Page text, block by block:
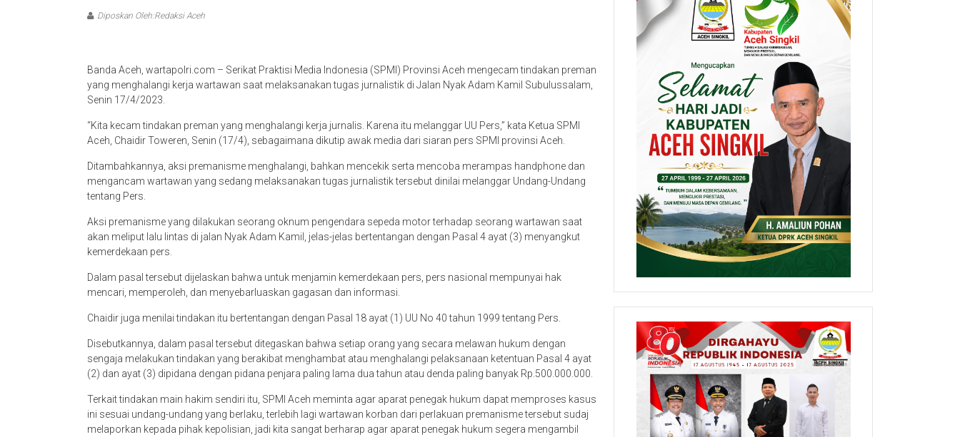
Diposkan Oleh:Redaksi Aceh
Banda Aceh, wartapolri.com – Serikat Praktisi Media Indonesia (SPMI) Provinsi Aceh mengecam tindakan preman
yang menghalangi kerja wartawan saat melaksanakan tugas jurnalistik di Jalan Nyak Adam Kamil Subulussalam,
Senin 17/4/2023.
“Kita kecam tindakan preman yang menghalangi kerja jurnalis. Karena itu melanggar UU Pers,” kata Ketua SPMI
Aceh, Chaidir Toweren, Senin (17/4), sebagaimana dikutip awak media dari siaran pers SPMI provinsi Aceh.
Ditambahkannya, aksi premanisme menghalangi, bahkan mencekik serta mencoba merampas handphone dan
mengancam wartawan yang sedang melaksanakan tugas jurnalistik tersebut dinilai melanggar Undang-Undang
tentang Pers.
Aksi premanisme yang dilakukan seorang oknum pengendara sepeda motor terhadap seorang wartawan saat
akan meliput lalu lintas di jalan Nyak Adam Kamil, jelas-jelas bertentangan dengan Pasal 4 ayat (3) menyangkut
kemerdekaan pers.
Dalam pasal tersebut dijelaskan bahwa untuk menjamin kemerdekaan pers, pers nasional mempunyai hak
mencari, memperoleh, dan menyebarluaskan gagasan dan informasi.
Chaidir juga menilai tindakan itu bertentangan dengan Pasal 18 ayat (1) UU No 40 tahun 1999 tentang Pers.
Disebutkannya, dalam pasal tersebut ditegaskan bahwa setiap orang yang secara melawan hukum dengan
sengaja melakukan tindakan yang berakibat menghambat atau menghalangi pelaksanaan ketentuan Pasal 4 ayat
(2) dan ayat (3) dipidana dengan pidana penjara paling lama dua tahun atau denda paling banyak Rp.500.000.000.
Terkait tindakan main hakim sendiri itu, SPMI Aceh meminta agar aparat penegak hukum dapat memproses kasus
ini sesuai undang-undang yang berlaku, terlebih lagi wartawan korban dari perlakuan premanisme tersebut sudaj
melaporkan kepada pihak kepolisian, jadi kita sangat berharap agar aparat penegak hukum segera mengambil